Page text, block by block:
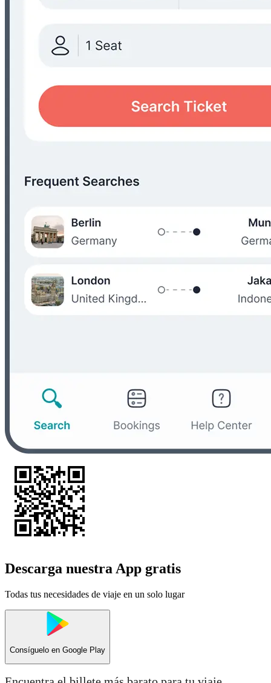
Descarga nuestra App gratis
Todas tus necesidades de viaje en un solo lugar
Consíguelo en Google Play